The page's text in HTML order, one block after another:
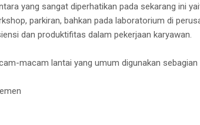
yang sangat diperhatikan pada sekarang ini
parkiran, bahkan pada laboratorium di
dan produktifitas dalam pekerjaan karyawan.
macam lantai yang umum digunakan